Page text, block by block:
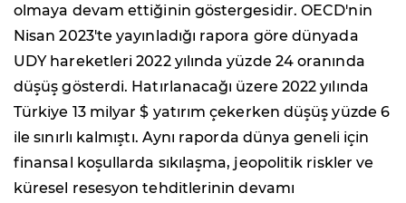
olmaya devam ettiğinin göstergesidir. OECD'nin
Nisan 2023'te yayınladığı rapora göre dünyada
UDY hareketleri 2022 yılında yüzde 24 oranında
düşüş gösterdi. Hatırlanacağı üzere 2022 yılında
Türkiye 13 milyar $ yatırım çekerken düşüş yüzde 6
ile sınırlı kalmıştı. Aynı raporda dünya geneli için
finansal koşullarda sıkılaşma, jeopolitik riskler ve
küresel resesyon tehditlerinin devamı